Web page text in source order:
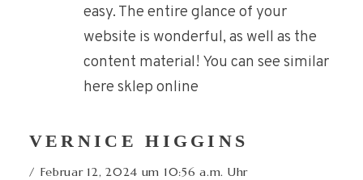
easy. The entire glance of your
website is wonderful, as well as the
content material! You can see similar
here sklep online
VERNICE HIGGINS
Februar 12, 2024 um 10:56 a.m. Uhr